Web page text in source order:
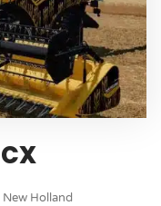
New Holland